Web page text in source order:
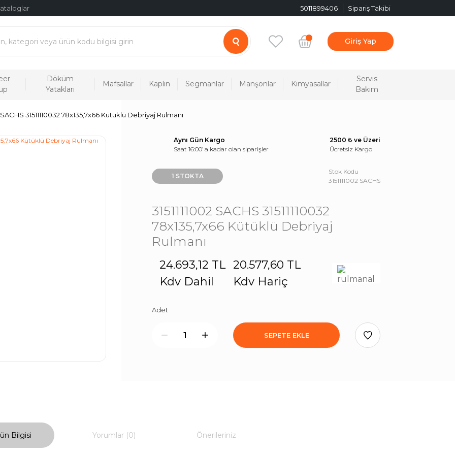
5011899406 Sipariş Takibi
Giriş Yap
Döküm
Yatakları
Mafsallar Kaplin Segmanlar Manşonlar Kimyasallar
Servis
Bakım
SACHS 31511110032 78x135,7x66 Kütüklü Debriyaj Rulmanı
Aynı Gün Kargo
Saat 16:00’ a kadar olan siparişler
2500 ₺ ve Üzeri
Ücretsiz Kargo
1 STOKTA
Stok Kodu
3151111002 SACHS
3151111002 SACHS 31511110032
78x135,7x66 Kütüklü Debriyaj
Rulmanı
24.693,12 TL
Kdv Dahil
20.577,60 TL
Kdv Hariç
Adet
SEPETE EKLE
Bilgisi Yorumlar (0) Önerileriniz